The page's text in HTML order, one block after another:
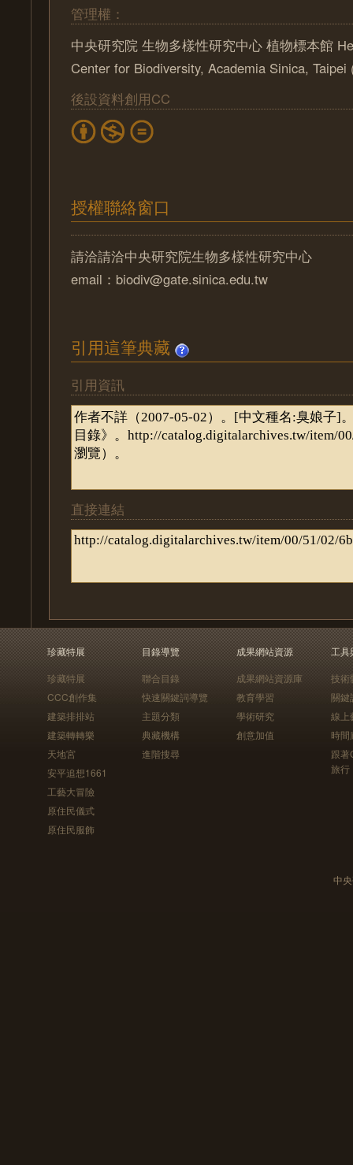
管理權：
中央研究院 生物多樣性研究中心 植物標本館
Center for Biodiversity, Academia Sinica, Taipei
後設資料創用CC
授權聯絡窗口
請洽請洽中央研究院生物多樣性研究中心
email：biodiv@gate.sinica.edu.tw
引用這筆典藏
引用資訊
直接連結
珍藏特展
珍藏特展
CCC創作集
建築排排站
建築轉轉樂
天地宮
安平追想1661
工藝大冒險
原住民儀式
原住民服飾
目錄導覽
聯合目錄
快速關鍵詞導覽
主題分類
典藏機構
進階搜尋
成果網站資源
成果網站資源庫
教育學習
學術研究
創意加值
工具
技術
關鍵
線上
時間
跟
旅行
中